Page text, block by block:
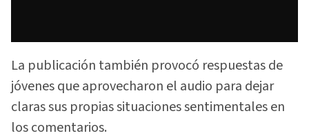
La publicación también provocó respuestas de
jóvenes que aprovecharon el audio para dejar
claras sus propias situaciones sentimentales en
los comentarios.